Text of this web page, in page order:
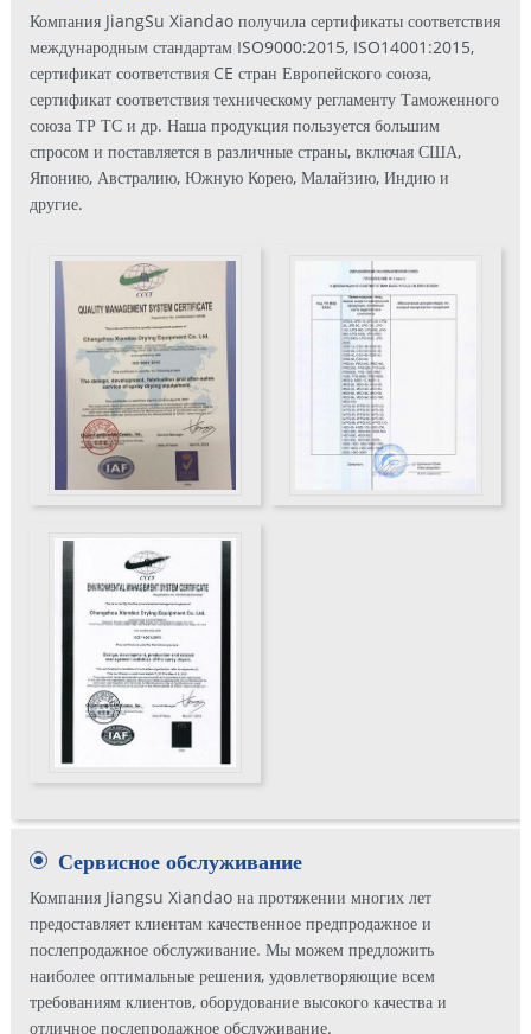
Компания JiangSu Xiandao получила сертификаты соответствия
международным стандартам ISO9000:2015, ISO14001:2015,
сертификат соответствия CE стран Европейского союза,
сертификат соответствия техническому регламенту Таможенного
союза ТР ТС и др. Наша продукция пользуется большим
спросом и поставляется в различные страны, включая США,
Японию, Австралию, Южную Корею, Малайзию, Индию и
другие.
Сервисное обслуживание
Компания Jiangsu Xiandao на протяжении многих лет
предоставляет клиентам качественное предпродажное и
послепродажное обслуживание. Мы можем предложить
наиболее оптимальные решения, удовлетворяющие всем
требованиям клиентов, оборудование высокого качества и
отличное послепродажное обслуживание.